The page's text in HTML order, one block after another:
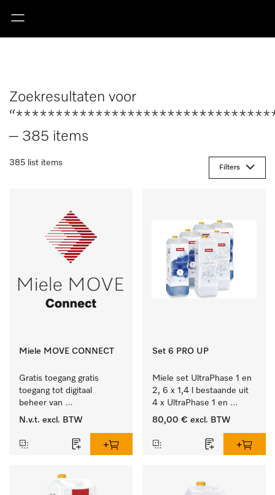
Zoekresultaten voor
– 385 items
385 list items
Filters
Miele MOVE CONNECT
Gratis toegang gratis
toegang tot digitaal
beheer van
Miele Professional
N.v.t. excl. BTW
Set 6 PRO UP
Miele set UltraPhase 1 en
2, 6 x 1,4 l bestaande uit
4 x UltraPhase 1 en
2 x UltraPhase 2.
80,00 € excl. BTW